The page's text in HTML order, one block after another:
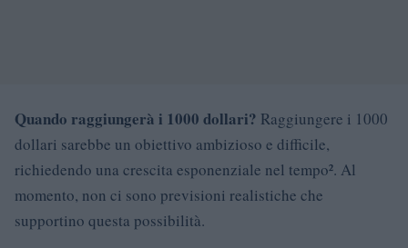
Quando raggiungerà i 1000 dollari? Raggiungere i 1000
dollari sarebbe un obiettivo ambizioso e difficile,
richiedendo una crescita esponenziale nel tempo². Al
momento, non ci sono previsioni realistiche che
supportino questa possibilità.